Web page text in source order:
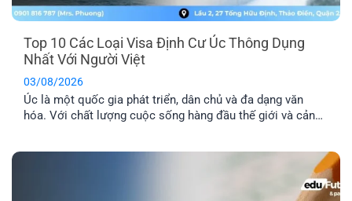
Top 10 Các Loại Visa Định Cư Úc Thông Dụng
Nhất Với Người Việt
03/08/2026
Úc là một quốc gia phát triển, dân chủ và đa dạng văn
hóa. Với chất lượng cuộc sống hàng đầu thế giới và cảnh